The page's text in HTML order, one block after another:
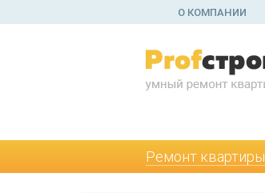
О КОМПАНИИ
Ремонт квартиры